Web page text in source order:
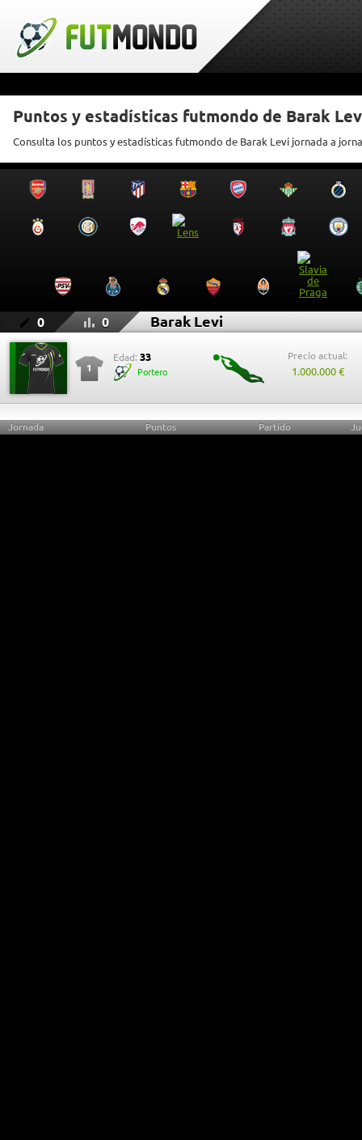
Puntos y estadísticas futmondo de Barak
Consulta los puntos y estadísticas futmondo de Barak Levi jornada a
0 0 Barak Levi
1
Edad: 33
Portero
Precio actual:
1.000.000 €
Jornada Puntos Partido